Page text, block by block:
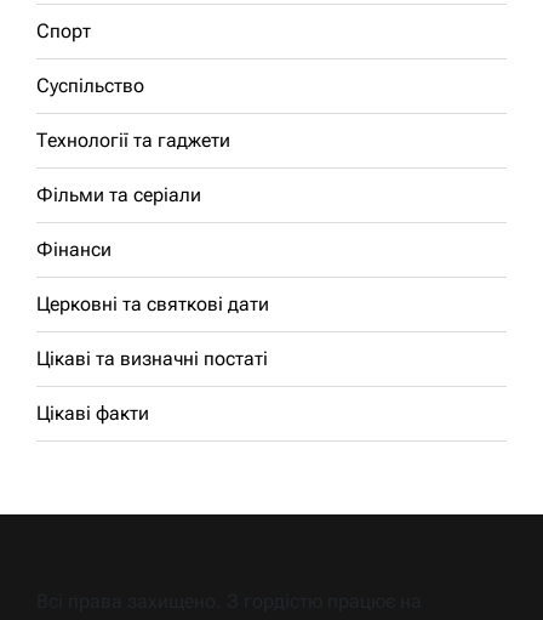
Спорт
Суспільство
Технології та гаджети
Фільми та серіали
Фінанси
Церковні та святкові дати
Цікаві та визначні постаті
Цікаві факти